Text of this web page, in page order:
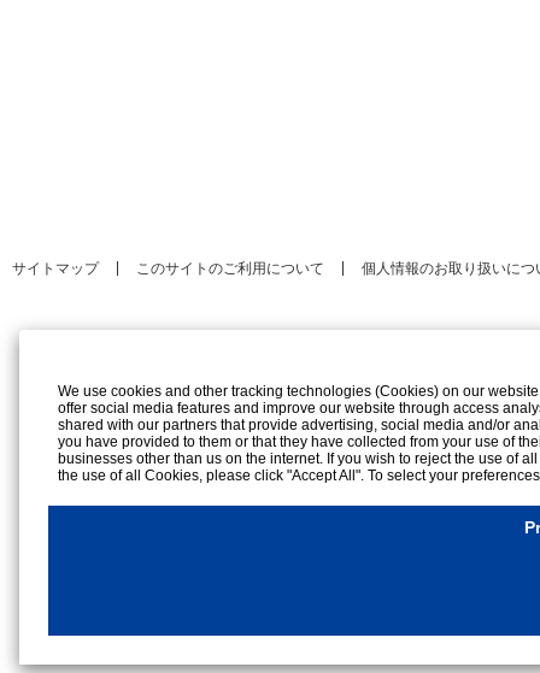
サイトマップ このサイトのご利用について 個人情報のお取り扱いにつ
We use cookies and other tracking technologies (Cookies) on our
offer social media features and improve our website through access
shared with our partners that provide advertising, social media and/or
you have provided to them or that they have collected from your use of
businesses other than us on the internet. If you wish to reject the use of
the use of all Cookies, please click "Accept All". To select your